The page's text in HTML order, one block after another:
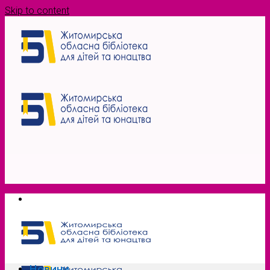
Skip to content